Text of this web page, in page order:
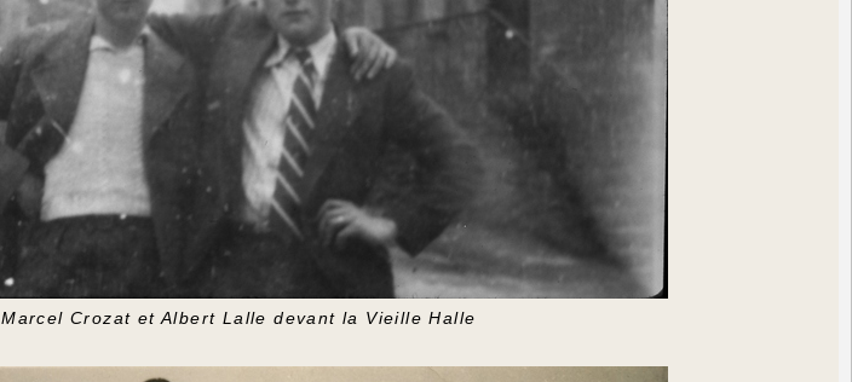
Marcel Crozat et Albert Lalle devant la Vieille Halle